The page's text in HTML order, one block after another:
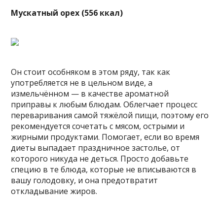
Мускатный орех (556 ккал)
Он стоит особняком в этом ряду, так как
употребляется не в цельном виде, а
измельчённом — в качестве ароматной
приправы к любым блюдам. Облегчает процесс
переваривания самой тяжёлой пищи, поэтому его
рекомендуется сочетать с мясом, острыми и
жирными продуктами. Помогает, если во время
диеты выпадает праздничное застолье, от
которого никуда не деться. Просто добавьте
специю в те блюда, которые не вписываются в
вашу голодовку, и она предотвратит
откладывание жиров.